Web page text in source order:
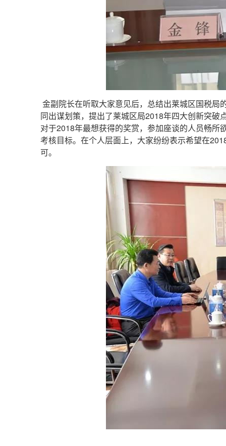
金副院长在听取大家意见后，总结出莱城区国税
同出谋划策，提出了莱城区局2018年四大创新突破
对于2018年最想获得的奖赏，参加座谈的人员畅
考核目标。在个人层面上，大家纷纷表示希望在
可。